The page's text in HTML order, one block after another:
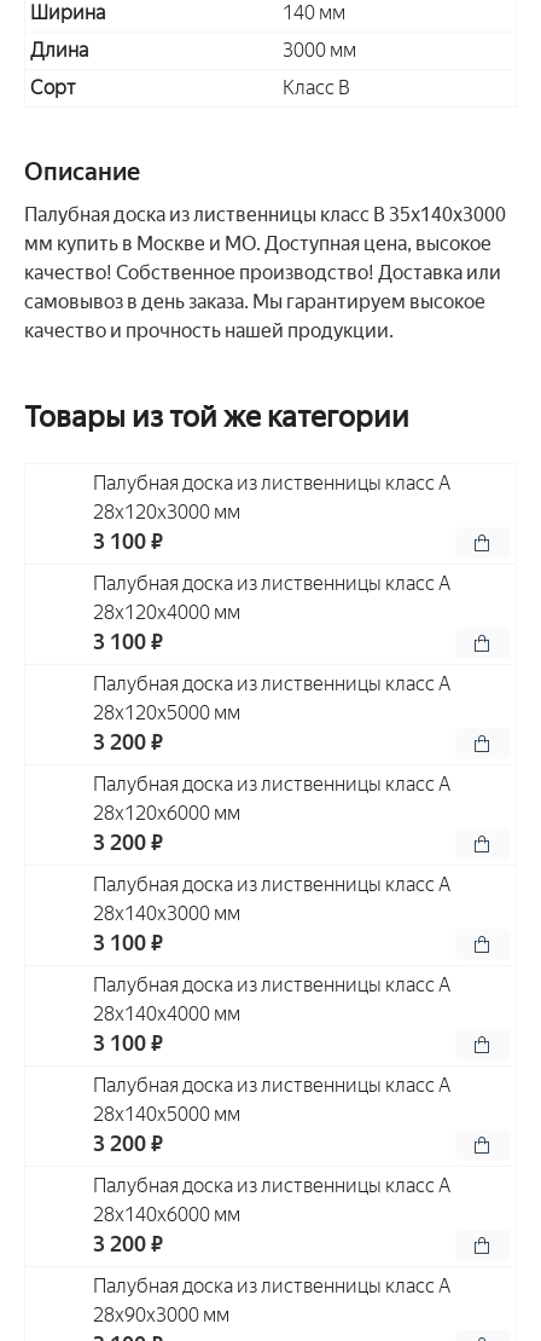
Ширина
140 мм
Длина
3000 мм
Сорт
Класс В
Описание
Палубная доска из лиственницы класс В 35x140x3000
мм купить в Москве и МО. Доступная цена, высокое
качество! Собственное производство! Доставка или
самовывоз в день заказа. Мы гарантируем высокое
качество и прочность нашей продукции.
Товары из той же категории
Палубная доска из лиственницы класс А
28x120x3000 мм
3 100 ₽
Палубная доска из лиственницы класс А
28x120x4000 мм
3 100 ₽
Палубная доска из лиственницы класс А
28x120x5000 мм
3 200 ₽
Палубная доска из лиственницы класс А
28x120x6000 мм
3 200 ₽
Палубная доска из лиственницы класс А
28x140x3000 мм
3 100 ₽
Палубная доска из лиственницы класс А
28x140x4000 мм
3 100 ₽
Палубная доска из лиственницы класс А
28x140x5000 мм
3 200 ₽
Палубная доска из лиственницы класс А
28x140x6000 мм
3 200 ₽
Палубная доска из лиственницы класс А
28x90x3000 мм